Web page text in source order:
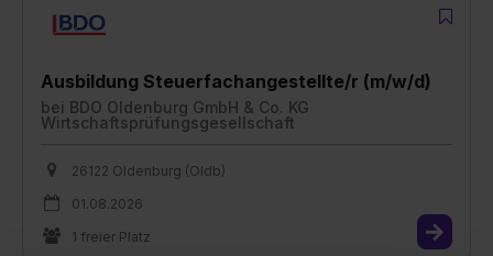
Ausbildung Steuerfachangestellte/r (m/w/d)
bei BDO Oldenburg GmbH & Co. KG
Wirtschaftsprüfungsgesellschaft
26122 Oldenburg (Oldb)
01.08.2026
1 freier Platz